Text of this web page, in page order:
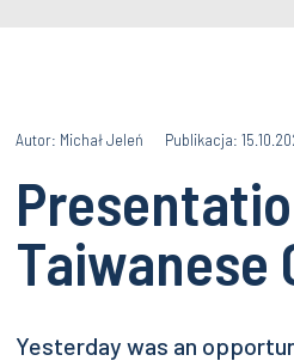
Autor: Michał Jeleń Publikacja:
Taiwanese
Yesterday was an